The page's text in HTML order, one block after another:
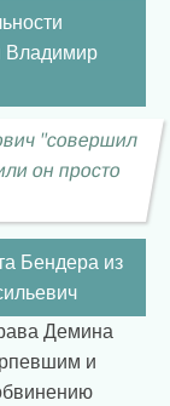
"совершил
он просто
Бендера из
Демина
и